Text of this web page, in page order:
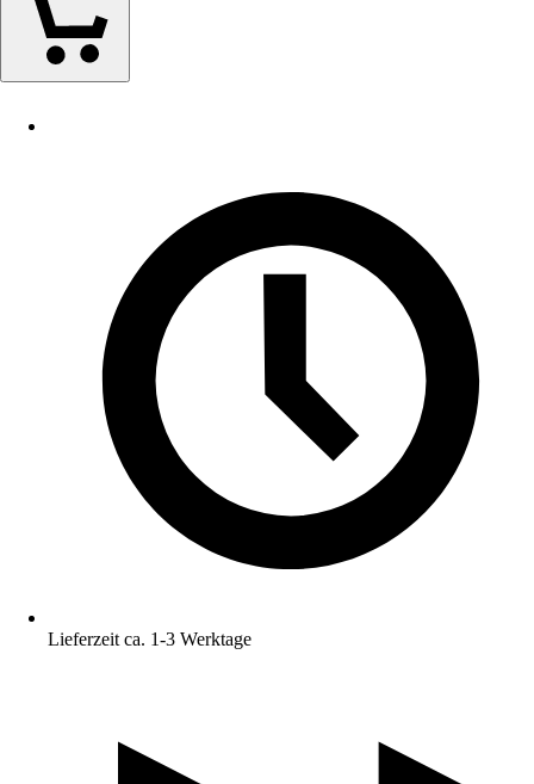
Lieferzeit ca. 1-3 Werktage